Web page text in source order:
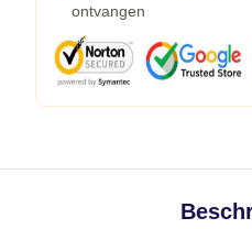
ontvangen